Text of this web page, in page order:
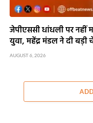
जेपीएससी धांधली पर नहीं
युवा, महेंद्र मंडल ने दी बड़ी
AUGUST 6, 2026